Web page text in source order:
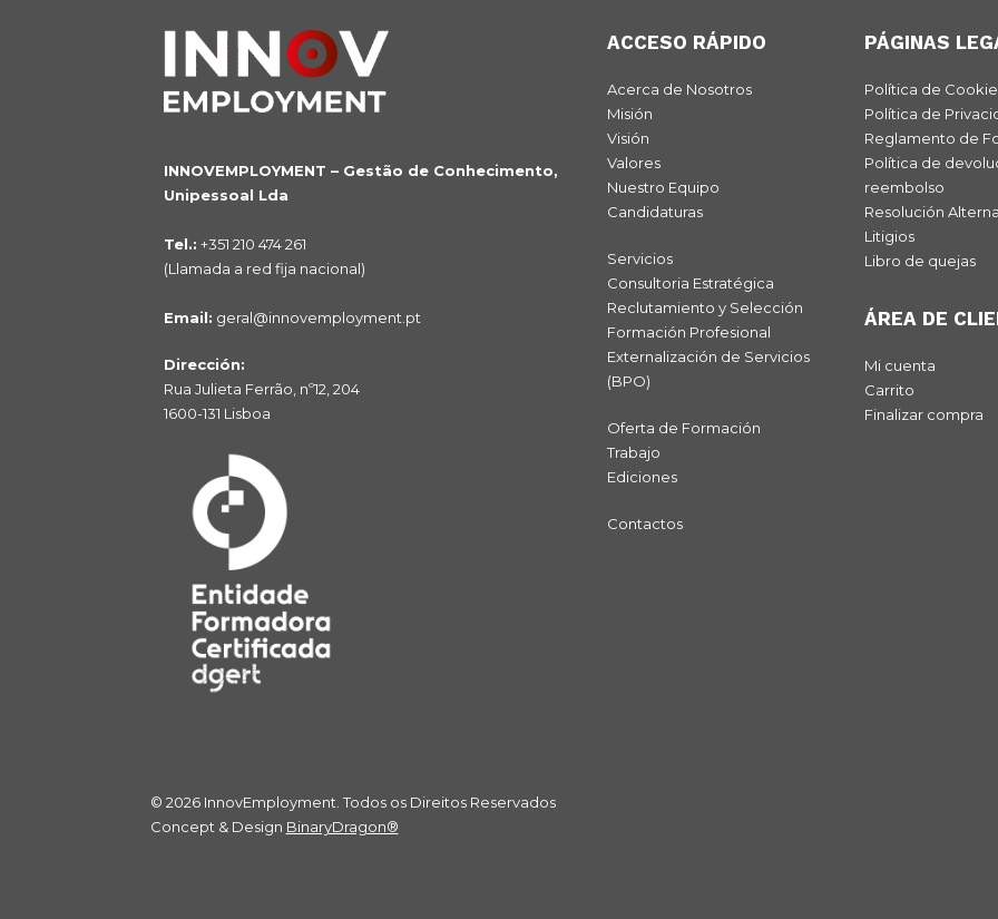
INNOVEMPLOYMENT – Gestão de Conhecimento,
Unipessoal Lda
Tel.: +351 210 474 261
(Llamada a red fija nacional)
Email: geral@innovemployment.pt
Dirección:
Rua Julieta Ferrão, nº12, 204
1600-131 Lisboa
ACCESO RÁPIDO
Acerca de Nosotros
Misión
Visión
Valores
Nuestro Equipo
Candidaturas
Servicios
Consultoria Estratégica
Reclutamiento y Selección
Formación Profesional
Externalización de Servicios
(BPO)
Oferta de Formación
Trabajo
Ediciones
Contactos
PÁGINAS
Política de
Política de
Reglamento de
Política de
reembolso
Resolución
Litigios
Libro de quejas
ÁREA DE
Mi cuenta
Carrito
Finalizar compra
© 2026 InnovEmployment. Todos os Direitos Reservados
Concept & Design BinaryDragon®